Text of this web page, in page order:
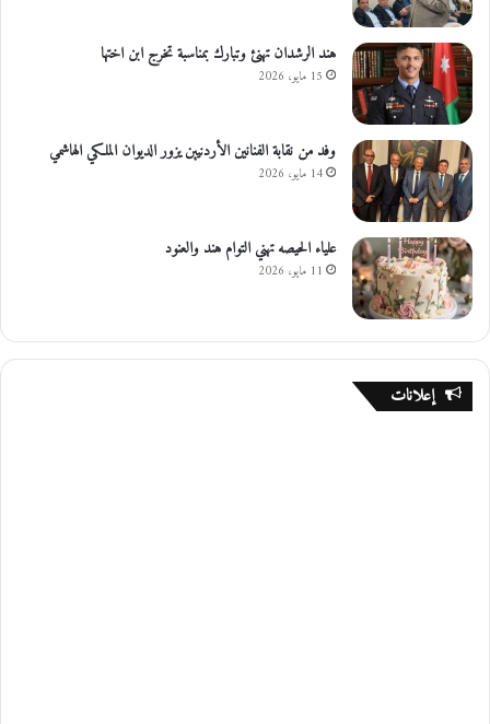
هند الرشدان تهنئ وتبارك بمناسبة تخرج ابن اختها
15 مايو، 2026
وفد من نقابة الفنانين الأردنيين يزور الديوان الملكي الهاشمي
14 مايو، 2026
علياء الحيصه تهني التوام هند والعنود
11 مايو، 2026
إعلانات